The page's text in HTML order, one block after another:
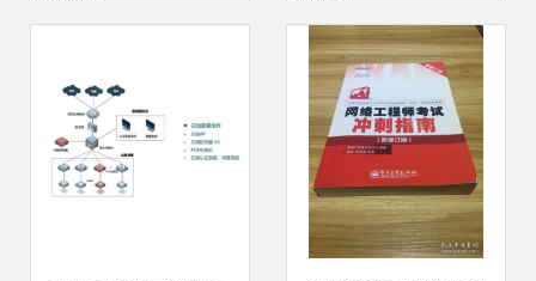
专业深度解读
网络工程技术服务